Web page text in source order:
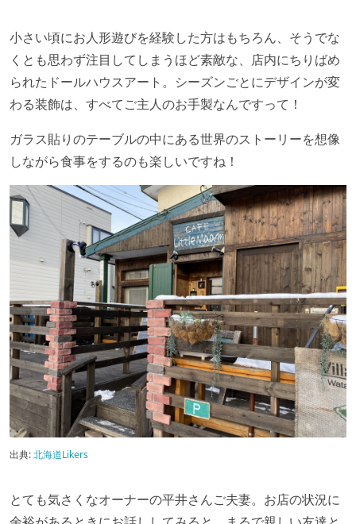
小さい頃にお人形遊びを経験した方はもちろん、そうでな
くとも思わず注目してしまうほど素敵な、店内にちりばめ
られたドールハウスアート。シーズンごとにデザインが変
わる装飾は、すべてご主人のお手製なんですって！
ガラス貼りのテーブルの中にある世界のストーリーを想像
しながら食事をするのも楽しいですね！
出典:北海道Likers
とても気さくなオーナーの平井さんご夫妻。お店の状況に